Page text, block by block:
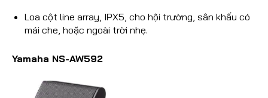
Loa cột line array, IPX5, cho hội trường, sân khấu có
mái che, hoặc ngoài trời nhẹ.
Yamaha NS-AW592